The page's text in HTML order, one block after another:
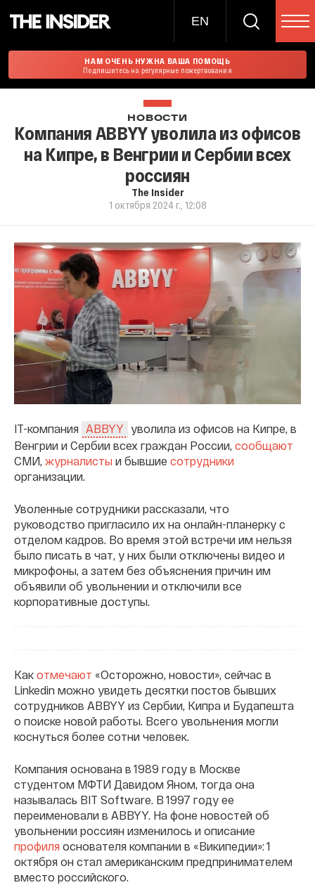
EN
НАМ ОЧЕНЬ НУЖНА ВАША ПОМОЩЬ
Подпишитесь на регулярные пожертвования
НОВОСТИ
Компания ABBYY уволила из офисов
на Кипре, в Венгрии и Сербии всех
россиян
The Insider
1 октября 2024 г., 12:08
IT-компания ABBYY
уволила из офисов на Кипре, в
Венгрии и Сербии всех граждан России, сообщают
СМИ, журналисты и бывшие сотрудники
организации.
Уволенные сотрудники рассказали, что
руководство пригласило их на онлайн-планерку с
отделом кадров. Во время этой встречи им нельзя
было писать в чат, у них были отключены видео и
микрофоны, а затем без объяснения причин им
объявили об увольнении и отключили все
корпоративные доступы.
Как отмечают «Осторожно, новости», сейчас в
Linkedin можно увидеть десятки постов бывших
сотрудников ABBYY из Сербии, Кипра и Будапешта
о поиске новой работы. Всего увольнения могли
коснуться более сотни человек.
Компания основана в 1989 году в Москве
студентом МФТИ Давидом Яном, тогда она
называлась BIT Software. В 1997 году ее
переименовали в ABBYY. На фоне новостей об
увольнении россиян изменилось и описание
профиля основателя компании в «Википедии»: 1
октября он стал американским предпринимателем
вместо российского.